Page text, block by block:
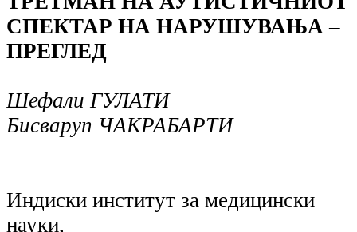
СПЕКТАР НА НАРУШУВАЊА –
ПРЕГЛЕД
Шефали ГУЛАТИ
Бисваруп ЧАКРАБАРТИ
Индиски институт за медицински
науки,